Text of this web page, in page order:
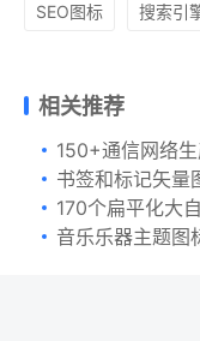
SEO图标 搜索引
相关推荐
150+通信网络生产力＆
书签和标记矢
170个扁平化大自
音乐乐器主题